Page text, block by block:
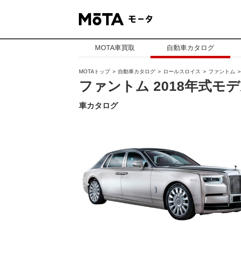
MOTA車買取 自動車カタログ
MOTAトップ 自動車カタログ ロールスロイス ファントム
ファントム 2018年式モ
車カタログ